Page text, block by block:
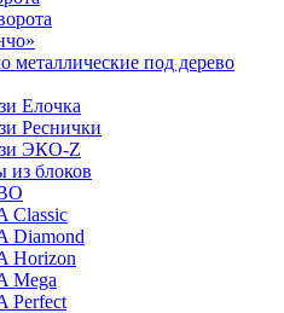
металлические под дерево
Елочка
Реснички
ЭКО-Z
из блоков
Classic
Diamond
Horizon
Mega
Perfect